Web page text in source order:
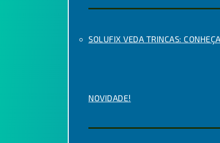
SOLUFIX VEDA TRINCAS:
NOVIDADE!